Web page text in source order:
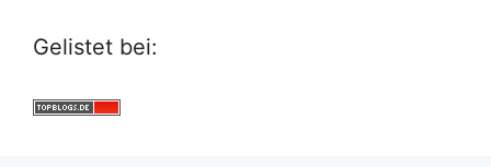
Gelistet bei: